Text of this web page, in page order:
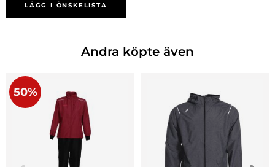
LÄGG I ÖNSKELISTA
Andra köpte även
50%